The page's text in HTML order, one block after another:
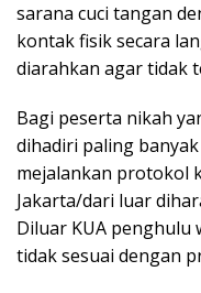
sarana cuci tangan
kontak fisik secara
diarahkan agar tidak
Bagi peserta nikah
dihadiri paling
mejalankan protokol
Jakarta/dari luar
Diluar KUA penghulu
tidak sesuai dengan